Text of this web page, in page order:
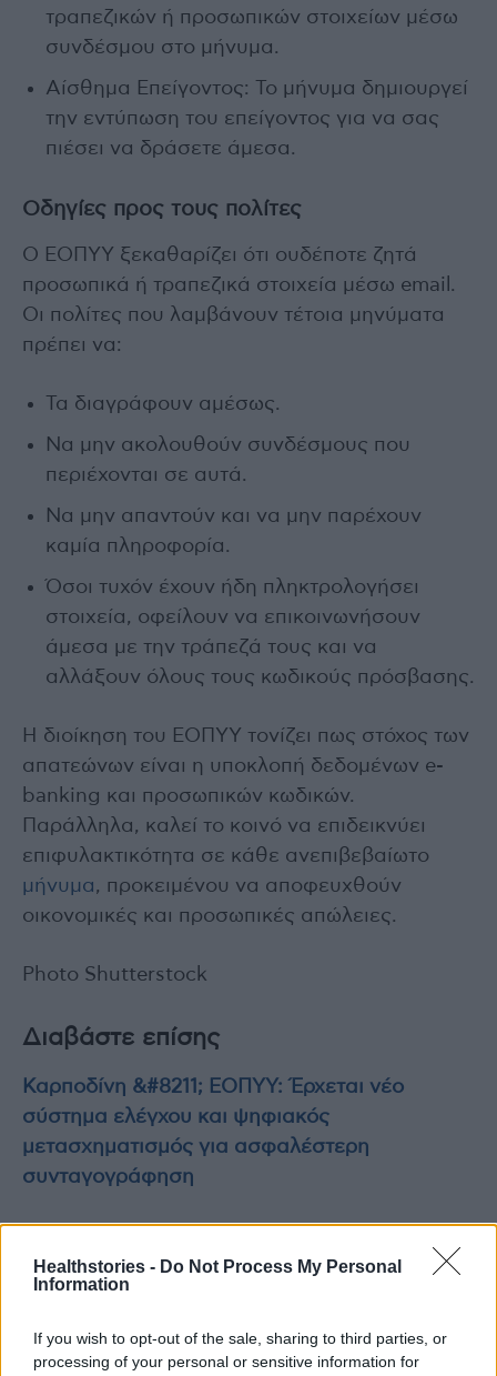
Healthstories - Do Not Process My Personal
Information
If you wish to opt-out of the sale, sharing to third parties, or
processing of your personal or sensitive information for
τραπεζικών ή προσωπικών στοιχείων μέσω
συνδέσμου στο μήνυμα.
Αίσθημα Επείγοντος: Το μήνυμα δημιουργεί
την εντύπωση του επείγοντος για να σας
πιέσει να δράσετε άμεσα.
Οδηγίες προς τους πολίτες
Ο ΕΟΠΥΥ ξεκαθαρίζει ότι ουδέποτε ζητά
προσωπικά ή τραπεζικά στοιχεία μέσω email.
Οι πολίτες που λαμβάνουν τέτοια μηνύματα
πρέπει να:
Τα διαγράφουν αμέσως.
Να μην ακολουθούν συνδέσμους που
περιέχονται σε αυτά.
Να μην απαντούν και να μην παρέχουν
καμία πληροφορία.
Όσοι τυχόν έχουν ήδη πληκτρολογήσει
στοιχεία, οφείλουν να επικοινωνήσουν
άμεσα με την τράπεζά τους και να
αλλάξουν όλους τους κωδικούς πρόσβασης.
Η διοίκηση του ΕΟΠΥΥ τονίζει πως στόχος των
απατεώνων είναι η υποκλοπή δεδομένων e-
banking και προσωπικών κωδικών.
Παράλληλα, καλεί το κοινό να επιδεικνύει
επιφυλακτικότητα σε κάθε ανεπιβεβαίωτο
μήνυμα, προκειμένου να αποφευχθούν
οικονομικές και προσωπικές απώλειες.
Photo Shutterstock
Διαβάστε επίσης
Καρποδίνη &#8211; ΕΟΠΥΥ: Έρχεται νέο
σύστημα ελέγχου και ψηφιακός
μετασχηματισμός για ασφαλέστερη
συνταγογράφηση
στην αξονική στεφανιογραφία &#8211;
Αυστηρές κυρώσεις